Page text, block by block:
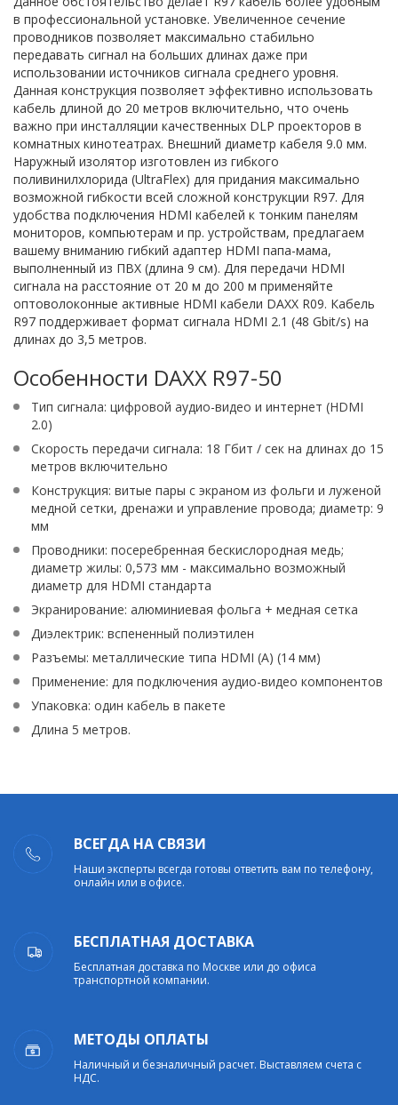
в профессиональной установке. Увеличенное сечение
проводников позволяет максимально стабильно
передавать сигнал на больших длинах даже при
использовании источников сигнала среднего уровня.
Данная конструкция позволяет эффективно использовать
кабель длиной до 20 метров включительно, что очень
важно при инсталляции качественных DLP проекторов в
комнатных кинотеатрах. Внешний диаметр кабеля 9.0 мм.
Наружный изолятор изготовлен из гибкого
поливинилхлорида (UltraFlex) для придания максимально
возможной гибкости всей сложной конструкции R97. Для
удобства подключения HDMI кабелей к тонким панелям
мониторов, компьютерам и пр. устройствам, предлагаем
вашему вниманию гибкий адаптер HDMI папа-мама,
выполненный из ПВХ (длина 9 см). Для передачи HDMI
сигнала на расстояние от 20 м до 200 м применяйте
оптоволоконные активные HDMI кабели DAXX R09. Кабель
R97 поддерживает формат сигнала HDMI 2.1 (48 Gbit/s) на
длинах до 3,5 метров.
Особенности DAXX R97-50
Тип сигнала: цифровой аудио-видео и интернет (HDMI
2.0)
Скорость передачи сигнала: 18 Гбит / сек на длинах до 15
метров включительно
Конструкция: витые пары с экраном из фольги и луженой
медной сетки, дренажи и управление провода; диаметр: 9
мм
Проводники: посеребренная бескислородная медь;
диаметр жилы: 0,573 мм - максимально возможный
диаметр для HDMI стандарта
Экранирование: алюминиевая фольга + медная сетка
Диэлектрик: вспененный полиэтилен
Разъемы: металлические типа HDMI (A) (14 мм)
Применение: для подключения аудио-видео компонентов
Упаковка: один кабель в пакете
Длина 5 метров.
ВСЕГДА НА СВЯЗИ
Наши эксперты всегда готовы ответить вам по телефону,
онлайн или в офисе.
БЕСПЛАТНАЯ ДОСТАВКА
Бесплатная доставка по Москве или до офиса
транспортной компании.
МЕТОДЫ ОПЛАТЫ
Наличный и безналичный расчет. Выставляем счета с
НДС.